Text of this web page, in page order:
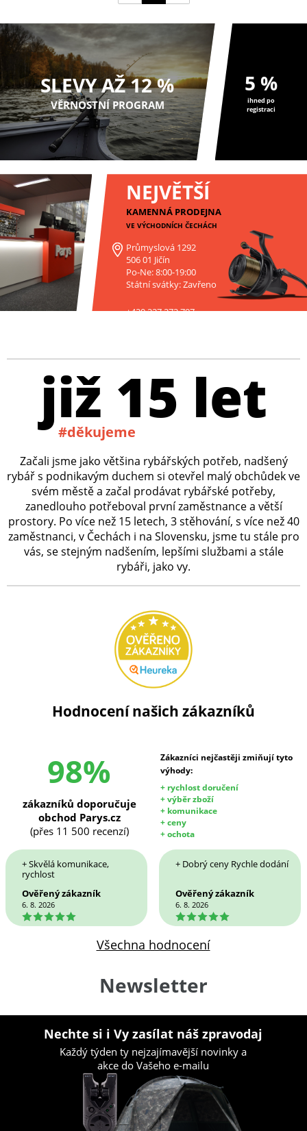
SLEVY AŽ 12 %
VĚRNOSTNÍ PROGRAM
5 %
ihned po
registraci
NEJVĚTŠÍ
KAMENNÁ PRODEJNA
VE VÝCHODNÍCH ČECHÁCH
Průmyslová 1292
506 01 Jičín
Po-Ne: 8:00-19:00
Státní svátky: Zavřeno
+420 227 272 797
již 15 let
#děkujeme
Začali jsme jako většina rybářských potřeb, nadšený
rybář s podnikavým duchem si otevřel malý obchůdek ve
svém městě a začal prodávat rybářské potřeby,
zanedlouho potřeboval první zaměstnance a větší
prostory. Po více než 15 letech, 3 stěhování, s více než 40
zaměstnanci, v Čechách i na Slovensku, jsme tu stále pro
vás, se stejným nadšením, lepšími službami a stále
rybáři, jako vy.
Hodnocení našich zákazníků
98%
Zákazníci nejčastěji zmiňují tyto
výhody:
+ rychlost doručení
+ výběr zboží
+ komunikace
+ ceny
+ ochota
zákazníků doporučuje
obchod Parys.cz
(přes 11 500 recenzí)
+ Skvělá komunikace,
rychlost
Ověřený zákazník
6. 8. 2026
5
+ Dobrý ceny Rychle dodání
Ověřený zákazník
6. 8. 2026
5
Všechna hodnocení
Newsletter
Nechte si i Vy zasílat náš zpravodaj
Každý týden ty nejzajímavější novinky a
akce do Vašeho e-mailu